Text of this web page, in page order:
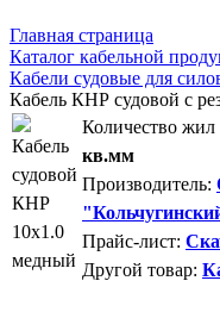
Главная страница
Каталог кабельной
Кабели судовые для
Кабель КНР судовой с
Количество жил
кв.мм
Производитель:
Прайс-лист:
Другой товар: